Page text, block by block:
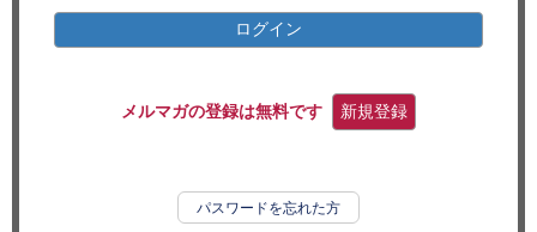
リサーチ ログイン
メルマガの登録は無料です 新規登録
パスワードを忘れた方